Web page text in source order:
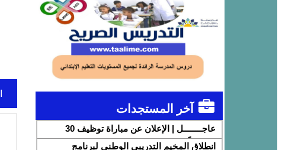
آخر المستجدات
عاجــــــــل | الإعلان عن مباراة توظيف 30
متصرفاً من الدرجة الثانية بقطاع الشباب
انطلاق المخيم التدريبي الوطني لبرنامج